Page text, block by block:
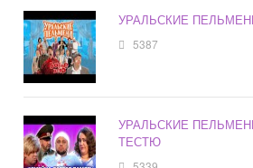
УРАЛЬСКИЕ
5387
УРАЛЬСКИЕ
ТЕСТЮ